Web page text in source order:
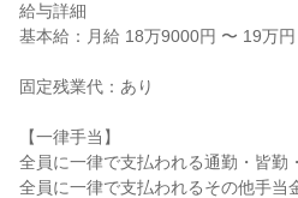
給与詳細
基本給：月給 18万9000円 〜 19万円
固定残業代：あり
【一律手当】
全員に一律で支払われる通勤・皆勤
全員に一律で支払われるその他手当